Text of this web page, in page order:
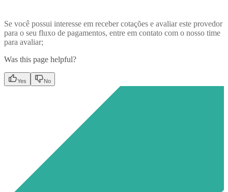
Se você possui interesse em receber cotações e avaliar este provedor
para o seu fluxo de pagamentos, entre em contato com o nosso time
para avaliar;
Was this page helpful?
Yes No